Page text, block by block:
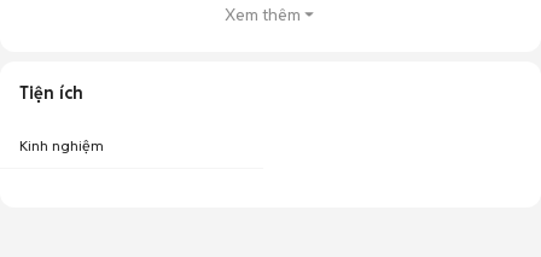
Xem thêm
Tiện ích
Kinh nghiệm